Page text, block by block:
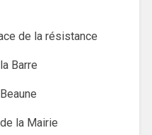
de la résistance
Barre
la Mairie